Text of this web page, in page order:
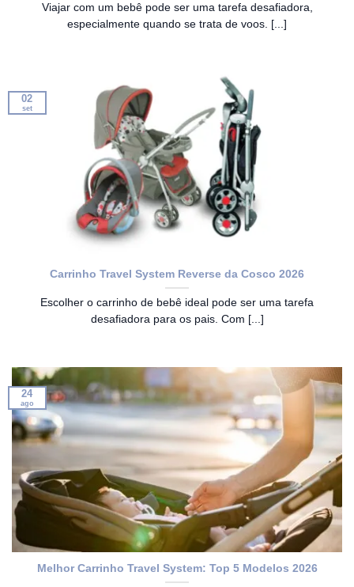
Viajar com um bebê pode ser uma tarefa desafiadora,
especialmente quando se trata de voos. [...]
Carrinho Travel System Reverse da Cosco 2026
Escolher o carrinho de bebê ideal pode ser uma tarefa
desafiadora para os pais. Com [...]
02
set
Melhor Carrinho Travel System: Top 5 Modelos 2026
24
ago